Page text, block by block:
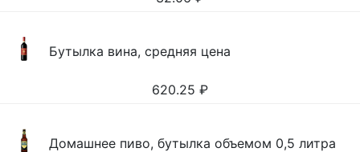
Бутылка вина, средняя цена
620.25 ₽
Домашнее пиво, бутылка объемом 0,5 литра